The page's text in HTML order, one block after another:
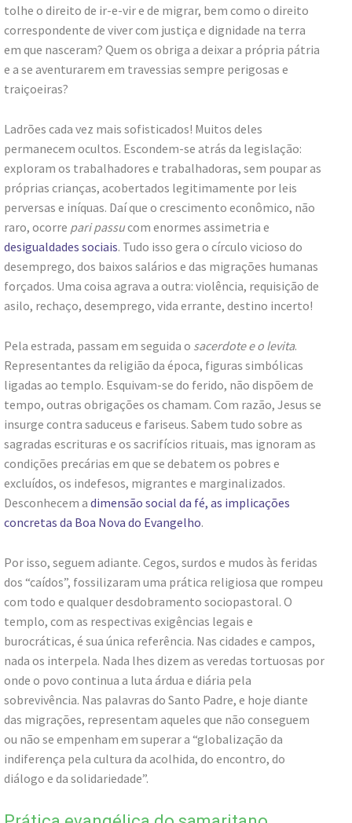
tolhe o direito de ir-e-vir e de migrar, bem como o direito
correspondente de viver com justiça e dignidade na terra
em que nasceram? Quem os obriga a deixar a própria pátria
e a se aventurarem em travessias sempre perigosas e
traiçoeiras?
Ladrões cada vez mais sofisticados! Muitos deles
permanecem ocultos. Escondem-se atrás da legislação:
exploram os trabalhadores e trabalhadoras, sem poupar as
próprias crianças, acobertados legitimamente por leis
perversas e iníquas. Daí que o crescimento econômico, não
raro, ocorre pari passucom enormes assimetria e
desigualdades sociais. Tudo isso gera o círculo vicioso do
desemprego, dos baixos salários e das migrações humanas
forçados. Uma coisa agrava a outra: violência, requisição de
asilo, rechaço, desemprego, vida errante, destino incerto!
Pela estrada, passam em seguida o sacerdote e o levita.
Representantes da religião da época, figuras simbólicas
ligadas ao templo. Esquivam-se do ferido, não dispõem de
tempo, outras obrigações os chamam. Com razão, Jesus se
insurge contra saduceus e fariseus. Sabem tudo sobre as
sagradas escrituras e os sacrifícios rituais, mas ignoram as
condições precárias em que se debatem os pobres e
excluídos, os indefesos, migrantes e marginalizados.
Desconhecem a dimensão social da fé, as implicações
concretas da Boa Nova do Evangelho.
Por isso, seguem adiante. Cegos, surdos e mudos às feridas
dos “caídos”, fossilizaram uma prática religiosa que rompeu
com todo e qualquer desdobramento sociopastoral. O
templo, com as respectivas exigências legais e
burocráticas, é sua única referência. Nas cidades e campos,
nada os interpela. Nada lhes dizem as veredas tortuosas por
onde o povo continua a luta árdua e diária pela
sobrevivência. Nas palavras do Santo Padre, e hoje diante
das migrações, representam aqueles que não conseguem
ou não se empenham em superar a “globalização da
indiferença pela cultura da acolhida, do encontro, do
diálogo e da solidariedade”.